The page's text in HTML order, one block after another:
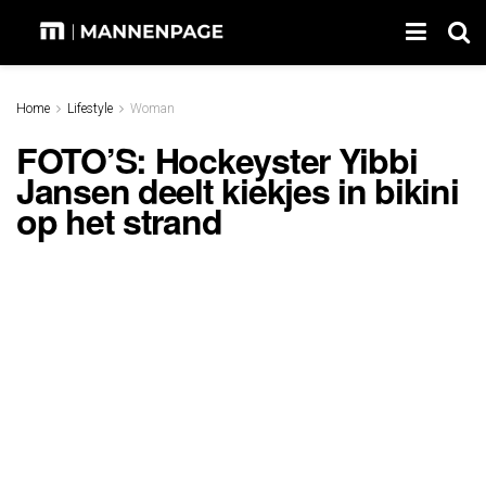
Home Lifestyle Woman
FOTO’S: Hockeyster Yibbi
Jansen deelt kiekjes in bikini
op het strand